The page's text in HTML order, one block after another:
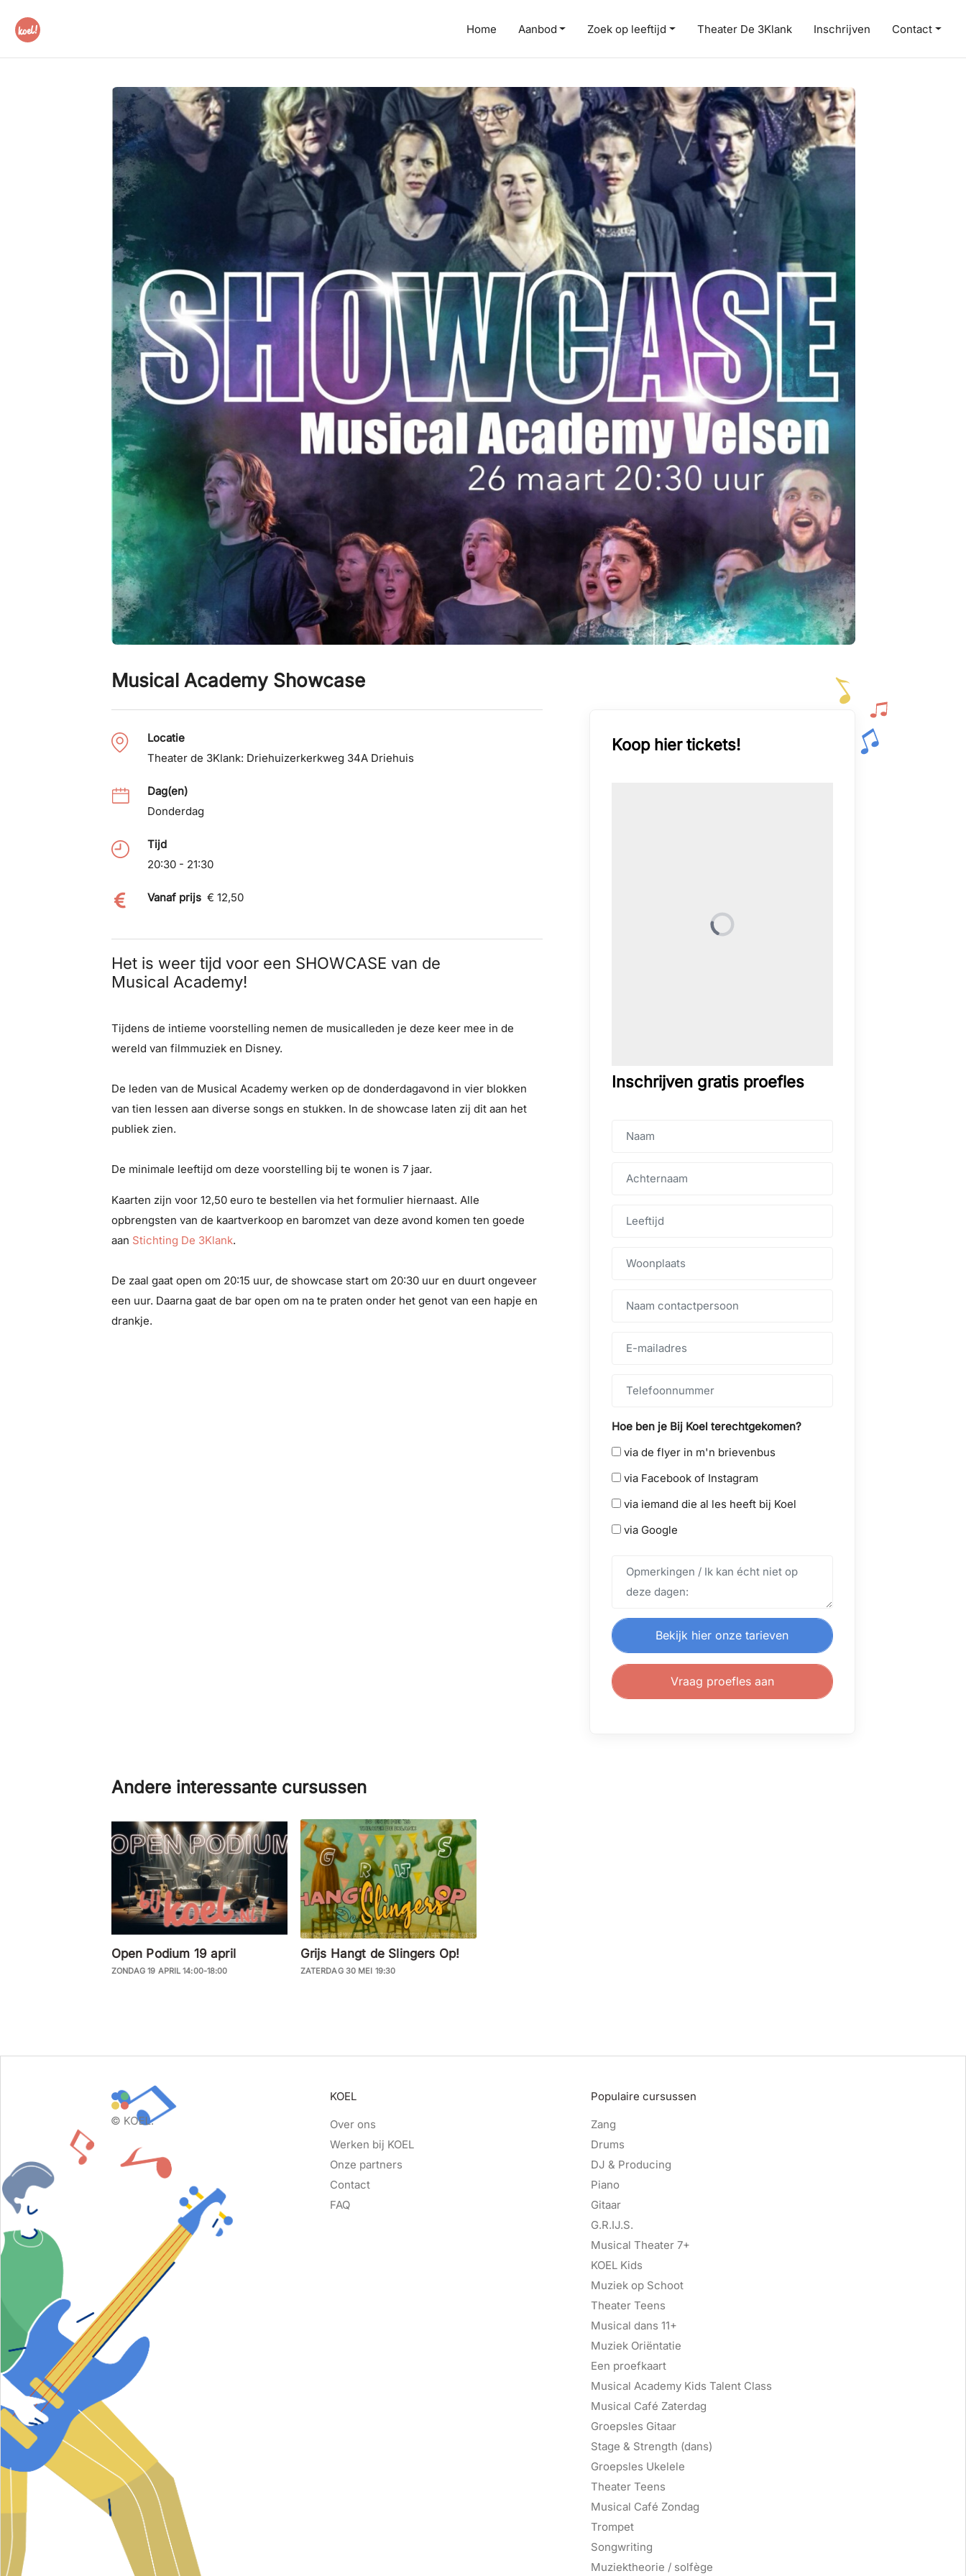
Home Aanbod Zoek op leeftijd Theater De 3Klank Inschrijven Contact
Musical Academy Showcase
Locatie
Theater de 3Klank: Driehuizerkerkweg 34A Driehuis
Dag(en)
Donderdag
Tijd
20:30 - 21:30
Vanaf prijs € 12,50
Het is weer tijd voor een SHOWCASE van de
Musical Academy!
Tijdens de intieme voorstelling nemen de musicalleden je deze keer mee in de
wereld van filmmuziek en Disney.
De leden van de Musical Academy werken op de donderdagavond in vier blokken
van tien lessen aan diverse songs en stukken. In de showcase laten zij dit aan het
publiek zien.
De minimale leeftijd om deze voorstelling bij te wonen is 7 jaar.
Kaarten zijn voor 12,50 euro te bestellen via het formulier hiernaast. Alle
opbrengsten van de kaartverkoop en baromzet van deze avond komen ten goede
aan Stichting De 3Klank.
De zaal gaat open om 20:15 uur, de showcase start om 20:30 uur en duurt ongeveer
een uur. Daarna gaat de bar open om na te praten onder het genot van een hapje en
drankje.
Koop hier tickets!
Hoe ben je Bij Koel terechtgekomen?
via de flyer in m'n brievenbus
via Facebook of Instagram
via iemand die al les heeft bij Koel
via Google
Andere interessante cursussen
KOEL
Over ons
Werken bij KOEL
Onze partners
Populaire cursussen
Zang
Drums
DJ & Producing
Piano
Gitaar
G.R.IJ.S.
Musical Theater 7+
KOEL Kids
Muziek op Schoot
Theater Teens
Musical dans 11+
Muziek Oriëntatie
Een proefkaart
Musical Academy Kids Talent Class
Musical Café Zaterdag
Groepsles Gitaar
Stage & Strength (dans)
Groepsles Ukelele
Theater Teens
Musical Café Zondag
Trompet